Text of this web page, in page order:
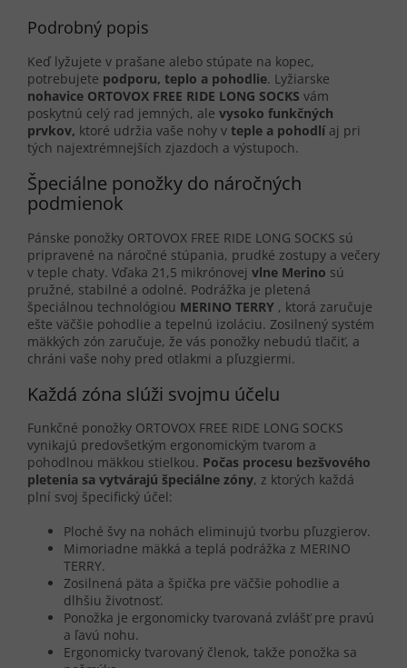
Podrobný popis
Keď lyžujete v prašane alebo stúpate na kopec,
potrebujete podporu, teplo a pohodlie. Lyžiarske
nohavice ORTOVOX FREE RIDE LONG SOCKS vám
poskytnú celý rad jemných, ale vysoko funkčných
prvkov, ktoré udržia vaše nohy v teple a pohodlíaj pri
tých najextrémnejších zjazdoch a výstupoch.
Špeciálne ponožky do náročných
podmienok
Pánske ponožky ORTOVOX FREE RIDE LONG SOCKS sú
pripravené na náročné stúpania, prudké zostupy a večery
v teple chaty. Vďaka 21,5 mikrónovej vlne Merino sú
pružné, stabilné a odolné. Podrážka je pletená
špeciálnou technológiou MERINO TERRY , ktorá zaručuje
ešte väčšie pohodlie a tepelnú izoláciu. Zosilnený systém
mäkkých zón zaručuje, že vás ponožky nebudú tlačiť, a
chráni vaše nohy pred otlakmi a pľuzgiermi.
Každá zóna slúži svojmu účelu
Funkčné ponožky ORTOVOX FREE RIDE LONG SOCKS
vynikajú predovšetkým ergonomickým tvarom a
pohodlnou mäkkou stielkou. Počas procesu bezšvového
pletenia sa vytvárajú špeciálne zóny, z ktorých každá
plní svoj špecifický účel:
Ploché švy na nohách eliminujú tvorbu pľuzgierov.
Mimoriadne mäkká a teplá podrážka z MERINO
TERRY.
Zosilnená päta a špička pre väčšie pohodlie a
dlhšiu životnosť.
Ponožka je ergonomicky tvarovaná zvlášť pre pravú
a ľavú nohu.
Ergonomicky tvarovaný členok, takže ponožka sa